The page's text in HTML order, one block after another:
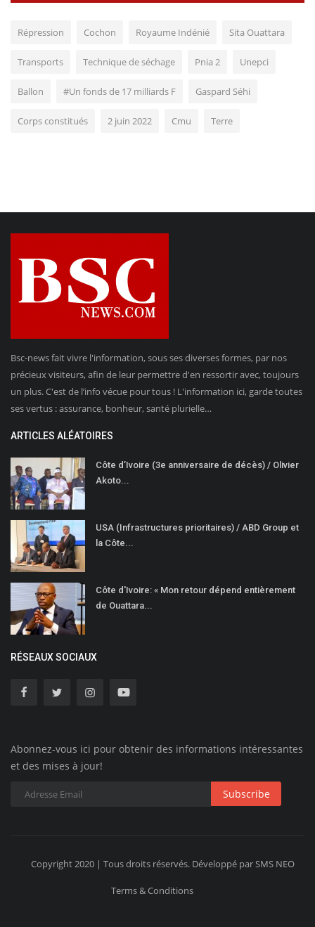
Répression Cochon Royaume Indénié Sita Ouattara
Transports Technique de séchage Pnia 2 Unepci
Ballon #Un fonds de 17 milliards F Gaspard Séhi
Corps constitués 2 juin 2022 Cmu Terre
Bsc-news fait vivre l'information, sous ses diverses formes, par nos
précieux visiteurs, afin de leur permettre d'en ressortir avec, toujours
un plus. C'est de l’info vécue pour tous ! L'information ici, garde toutes
ses vertus : assurance, bonheur, santé plurielle…
ARTICLES ALÉATOIRES
Côte d’Ivoire (3e anniversaire de décès) / Olivier
Akoto...
USA (Infrastructures prioritaires) / ABD Group et
la Côte...
Côte d'Ivoire: « Mon retour dépend entièrement
de Ouattara...
RÉSEAUX SOCIAUX
Abonnez-vous ici pour obtenir des informations intéressantes
et des mises à jour!
Subscribe
Copyright 2020 | Tous droits réservés. Développé par SMS NEO
Terms & Conditions